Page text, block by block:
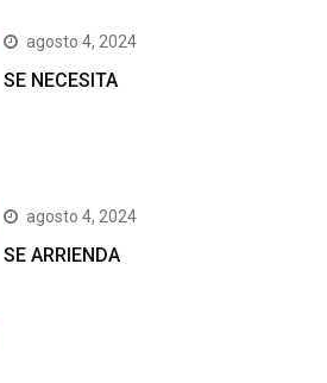
agosto 4, 2024
SE NECESITA
agosto 4, 2024
SE ARRIENDA